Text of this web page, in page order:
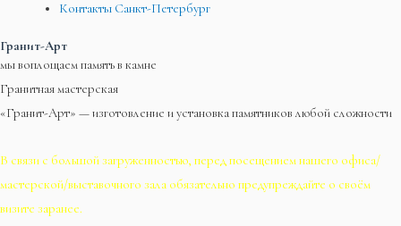
Контакты Санкт-Петербург
Гранит-Арт
мы воплощаем память в камне
Гранитная мастерская
«Гранит-Арт» — изготовление и установка памятников любой сложности
В связи с большой загруженностью, перед посещением нашего офиса/
мастерской/выставочного зала обязательно предупреждайте о своём
визите заранее.